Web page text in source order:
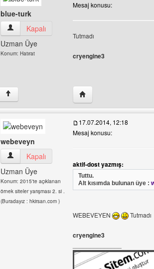
blue-turk
blue-turk Kullanıcının profilini görüntüle
Kapalı
Uzman Üye
Konum: Hatırat
Mesaj konusu:
Tutmadı
cryengine3
↑ Yazarın web sitesini
webeveyn
webeveyn Kullanıcının profilini görüntüle
Kapalı
Uzman Üye
Konum: 2015'te açıklanan
örnek siteler yarışması 2. si .
(Buradayız : hkirsan.com )
17.07.2014, 12:18
Mesaj konusu:
aktif-dost yazmış:
Tuttu.
Alt kısımda bulunan üye :
WEBEVEYEN Tutmadı
cryengine3